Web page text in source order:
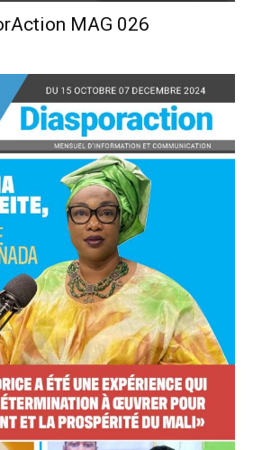
text
MENSUEL
CHOISIR LE FORFAIT
MAG 026